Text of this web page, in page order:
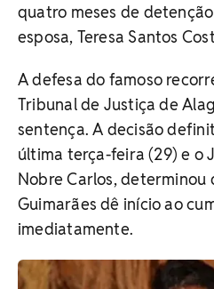
quatro meses de
esposa, Teresa Santos
A defesa do famoso
Tribunal de Justiça de
sentença. A decisão
última terça-feira (29) e o
Nobre Carlos, determinou
Guimarães dê início ao
imediatamente.